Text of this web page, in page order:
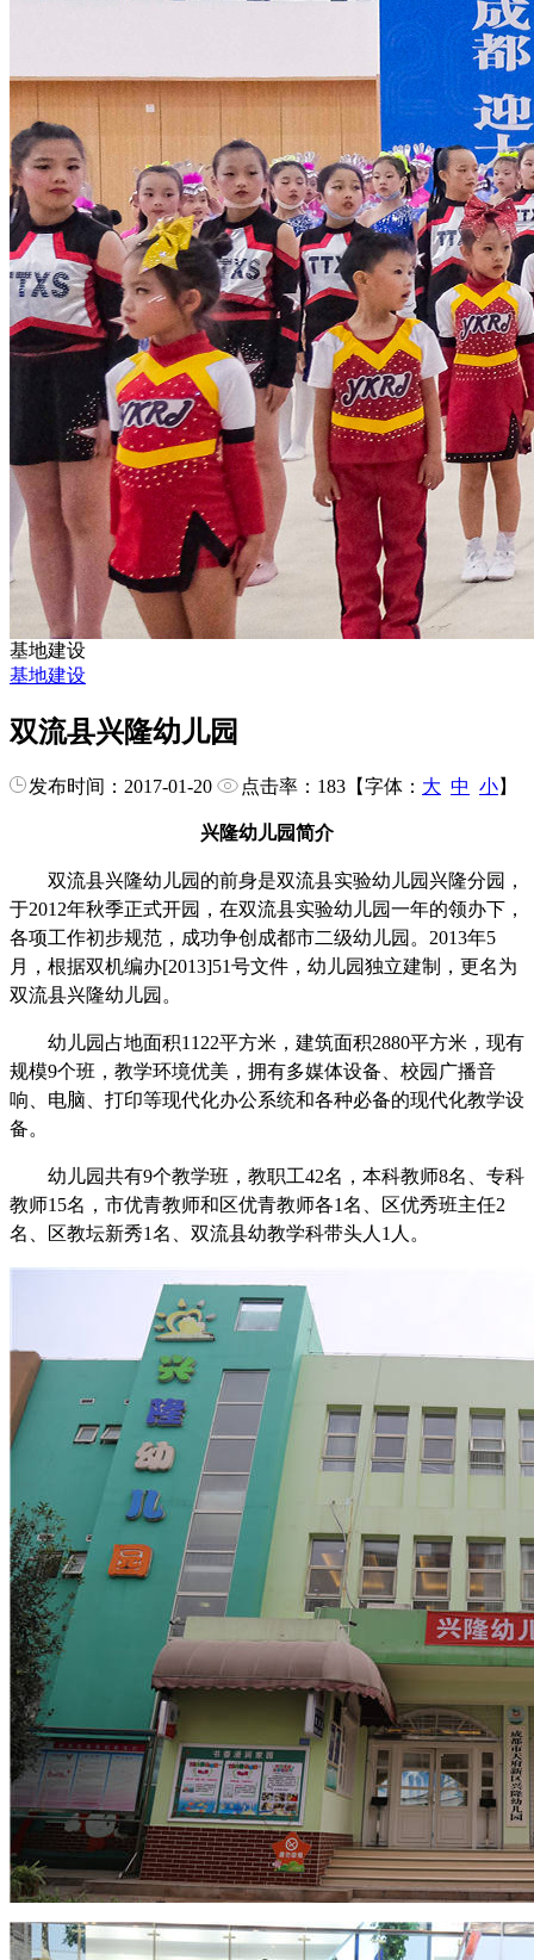
基地建设
基地建设
双流县兴隆幼儿园
发布时间：2017-01-20 点击率： 183 【字体： 大 中 小】
兴隆幼儿园简介
双流县兴隆幼儿园的前身是双流县实验幼儿园兴隆分园，
于2012年秋季正式开园，在双流县实验幼儿园一年的领办下，
各项工作初步规范，成功争创成都市二级幼儿园。2013年5
月，根据双机编办[2013]51号文件，幼儿园独立建制，更名为
双流县兴隆幼儿园。
幼儿园占地面积1122平方米，建筑面积2880平方米，现有
规模9个班，教学环境优美，拥有多媒体设备、校园广播音
响、电脑、打印等现代化办公系统和各种必备的现代化教学设
备。
幼儿园共有9个教学班，教职工42名，本科教师8名、专科
教师15名，市优青教师和区优青教师各1名、区优秀班主任2
名、区教坛新秀1名、双流县幼教学科带头人1人。